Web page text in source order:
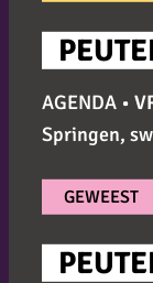
AGENDA •
Springen,
GEWEEST